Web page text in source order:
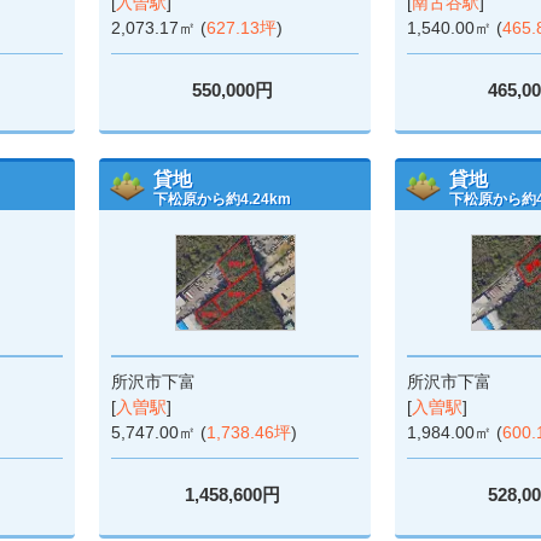
2,073.17㎡ (627.13坪)
550,000円
1,540.00㎡ (
貸地
下松原から約4.24km
所沢市下富
[入曽駅]
5,747.00㎡ (1,738.46坪)
1,458,600円
貸地
下松原から
所沢市下富
[入曽駅]
1,984.00㎡ (